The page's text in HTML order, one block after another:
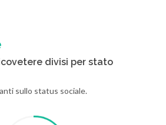
divisi per stato
sullo status sociale.